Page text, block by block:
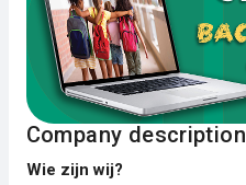
Company description
Wie zijn wij?